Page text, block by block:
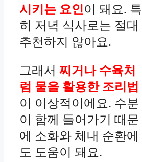
시키는 요인이 돼요. 특
히 저녁 식사로는 절대
추천하지 않아요.
그래서 찌거나 수육처
럼 물을 활용한 조리법
이 이상적이에요. 수분
이 함께 들어가기 때문
에 소화와 체내 순환에
도 도움이 돼요.